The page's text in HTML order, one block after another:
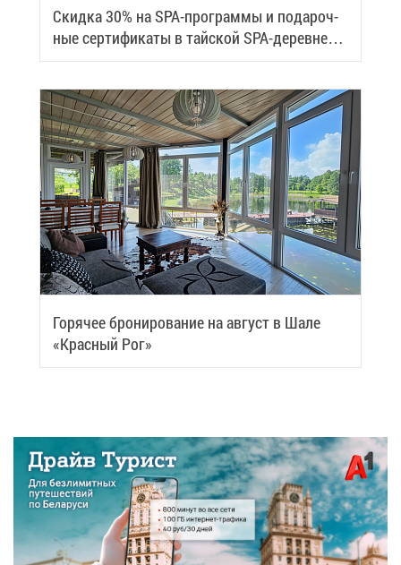
Скид­ка 30% на SPA-про­грам­мы и по­да­роч­
ные сер­ти­фи­ка­ты в тай­ской SPA-де­ревне
Samui
Го­ря­чее бро­ни­ро­ва­ние на ав­густ в Ша­ле
«Крас­ный Рог»